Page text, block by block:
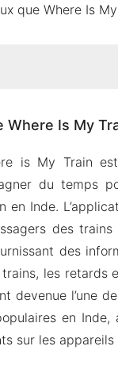
que Where Is
le train
la position de
la disposition des
Is My Train
pour
Where Is My
is My Train
du temps
en Inde.
des
des
les retards
devenue l’une
en Inde,
sur les appareils